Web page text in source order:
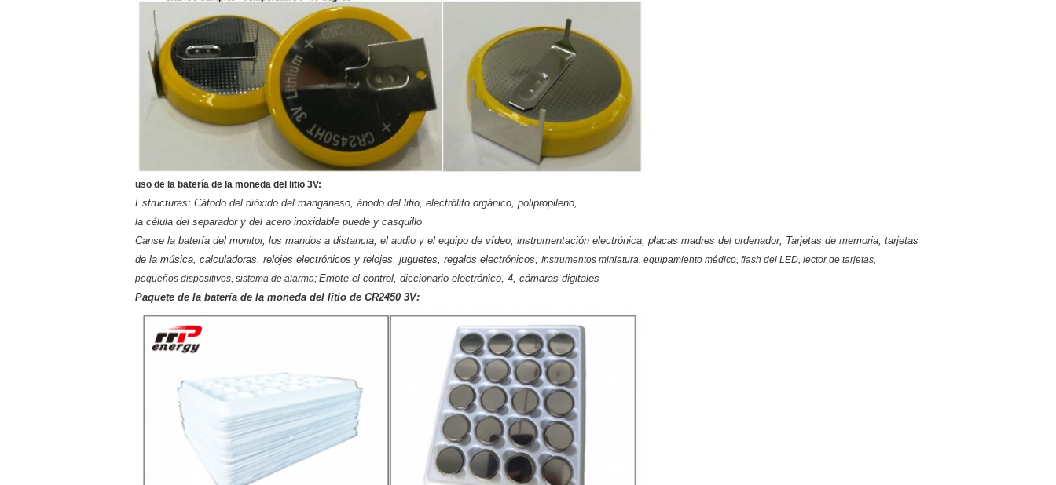
uso de la batería de la moneda del litio 3V:
Estructuras: Cátodo del dióxido del manganeso, ánodo del litio, electrólito orgánico, polipropileno,
la célula del separador y del acero inoxidable puede y casquillo
Canse la batería del monitor, los mandos a distancia, el audio y el equipo de vídeo, instrumentación electrónica, placas madres del ordenador; Tarjetas de memoria, tarjetas
de la música, calculadoras, relojes electrónicos y relojes, juguetes, regalos electrónicos; Instrumentos miniatura, equipamiento médico, flash del LED, lector de tarjetas,
pequeños dispositivos, sistema de alarma; Emote el control, diccionario electrónico, 4, cámaras digitales
Paquete de la batería de la moneda del litio de CR2450 3V: